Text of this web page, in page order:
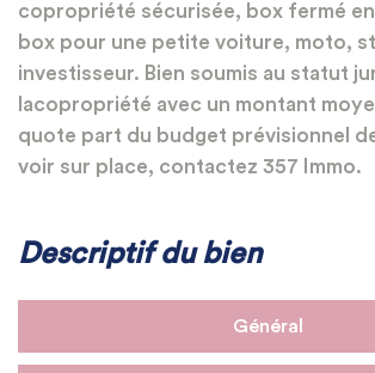
copropriété sécurisée, box fermé
box pour une petite voiture, moto,
investisseur. Bien soumis au statut
lacopropriété avec un montant
quote part du budget prévisionnel
voir sur place, contactez 357 Immo.
Descriptif du bien
Général